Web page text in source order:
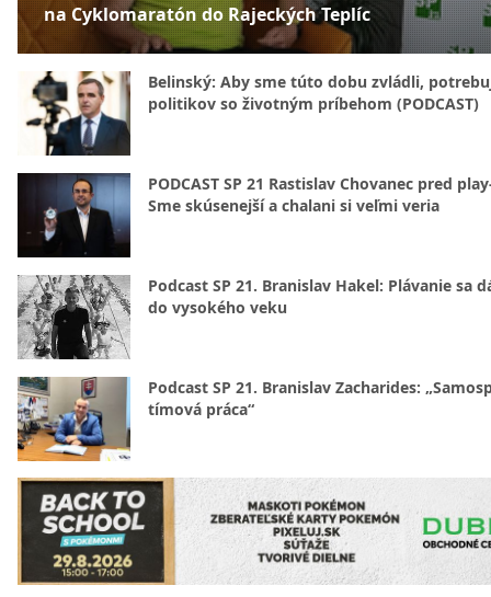
na Cyklomaratón do Rajeckých Teplíc
Belinský: Aby sme túto dobu zvládli,
politikov so životným príbehom (PODCAST)
PODCAST SP 21 Rastislav Chovanec pred
Sme skúsenejší a chalani si veľmi veria
Podcast SP 21. Branislav Hakel: Plávanie sa
do vysokého veku
Podcast SP 21. Branislav Zacharides:
tímová práca“